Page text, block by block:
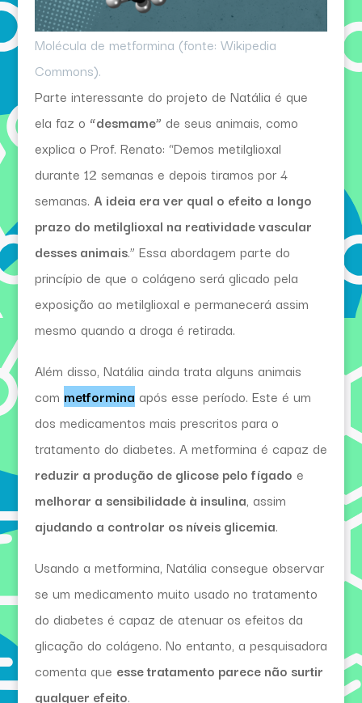
Molécula de metformina (fonte: Wikipedia
Commons).
Parte interessante do projeto de Natália é que
ela faz o “desmame” de seus animais, como
explica o Prof. Renato: “Demos metilglioxal
durante 12 semanas e depois tiramos por 4
semanas. A ideia era ver qual o efeito a longo
prazo do metilglioxal na reatividade vascular
desses animais.” Essa abordagem parte do
princípio de que o colágeno será glicado pela
exposição ao metilglioxal e permanecerá assim
mesmo quando a droga é retirada.
Além disso, Natália ainda trata alguns animais
com metformina após esse período. Este é um
dos medicamentos mais prescritos para o
tratamento do diabetes. A metformina é capaz de
reduzir a produção de glicose pelo fígado e
melhorar a sensibilidade à insulina, assim
ajudando a controlar os níveis glicemia.
Usando a metformina, Natália consegue observar
se um medicamento muito usado no tratamento
do diabetes é capaz de atenuar os efeitos da
glicação do colágeno. No entanto, a pesquisadora
comenta que esse tratamento parece não surtir
qualquer efeito.